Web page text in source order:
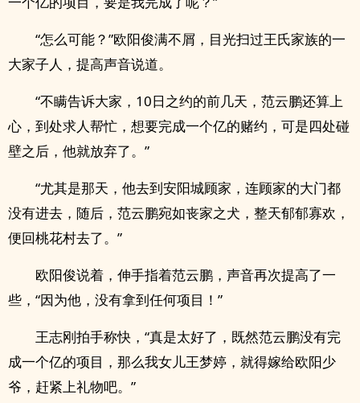
“怎么可能？”欧阳俊满不屑，目光扫过王氏家族的一
大家子人，提高声音说道。
“不瞒告诉大家，10日之约的前几天，范云鹏还算上
心，到处求人帮忙，想要完成一个亿的赌约，可是四处碰
壁之后，他就放弃了。”
“尤其是那天，他去到安阳城顾家，连顾家的大门都
没有进去，随后，范云鹏宛如丧家之犬，整天郁郁寡欢，
便回桃花村去了。”
欧阳俊说着，伸手指着范云鹏，声音再次提高了一
些，“因为他，没有拿到任何项目！”
王志刚拍手称快，“真是太好了，既然范云鹏没有完
成一个亿的项目，那么我女儿王梦婷，就得嫁给欧阳少
爷，赶紧上礼物吧。”